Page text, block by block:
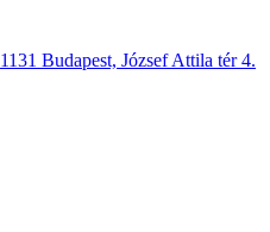
1131 Budapest, József Attila tér 4.